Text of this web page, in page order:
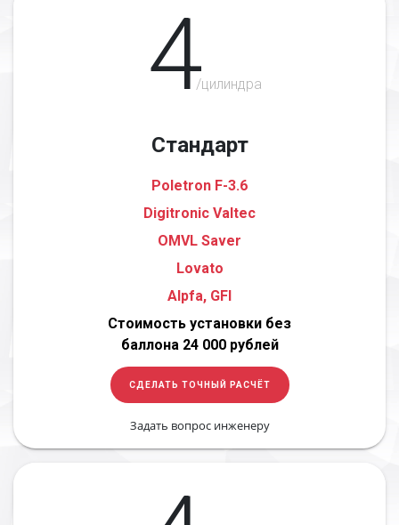
4/цилиндра
Стандарт
Poletron F-3.6
Digitronic Valtec
OMVL Saver
Lovato
Alpfa, GFI
Стоимость установки без
баллона 24 000 рублей
СДЕЛАТЬ ТОЧНЫЙ РАСЧЁТ
Задать вопрос инженеру